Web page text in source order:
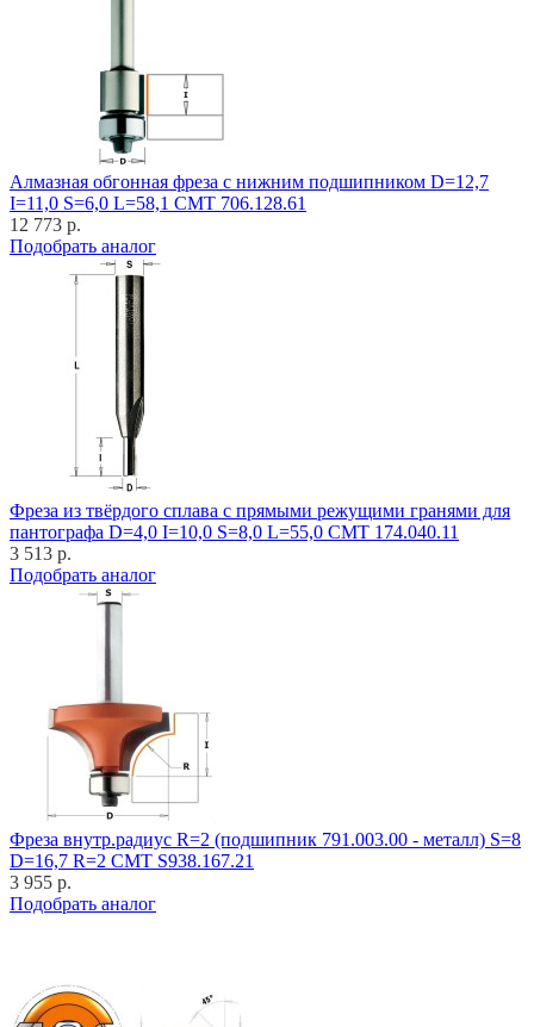
Алмазная обгонная фреза с нижним подшипником D=12,7
I=11,0 S=6,0 L=58,1 CMT 706.128.61
12 773 р.
Подобрать аналог
Фреза из твёрдого сплава с прямыми режущими гранями для
пантографа D=4,0 I=10,0 S=8,0 L=55,0 CMT 174.040.11
3 513 р.
Подобрать аналог
Фреза внутр.радиус R=2 (подшипник 791.003.00 - металл) S=8
D=16,7 R=2 CMT S938.167.21
3 955 р.
Подобрать аналог